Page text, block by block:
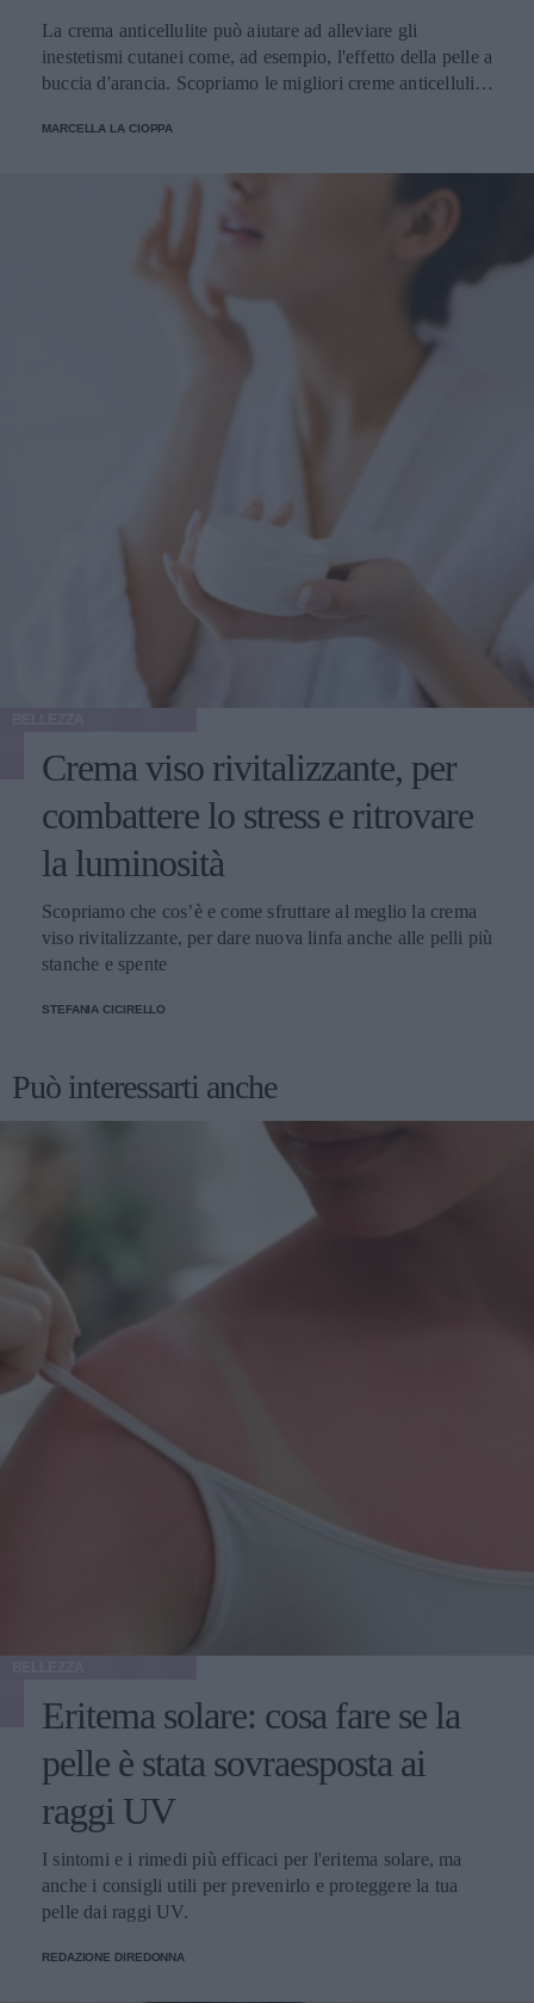
La crema anticellulite può aiutare ad alleviare gli
inestetismi cutanei come, ad esempio, l'effetto della pelle a
buccia d'arancia. Scopriamo le migliori creme anticellulite
MARCELLA LA CIOPPA
Crema viso rivitalizzante, per
combattere lo stress e ritrovare
la luminosità
Scopriamo che cos’è e come sfruttare al meglio la crema
viso rivitalizzante, per dare nuova linfa anche alle pelli più
stanche e spente
STEFANIA CICIRELLO
Può interessarti anche
Eritema solare: cosa fare se la
pelle è stata sovraesposta ai
raggi UV
I sintomi e i rimedi più efficaci per l'eritema solare, ma
anche i consigli utili per prevenirlo e proteggere la tua
pelle dai raggi UV.
REDAZIONE DIREDONNA